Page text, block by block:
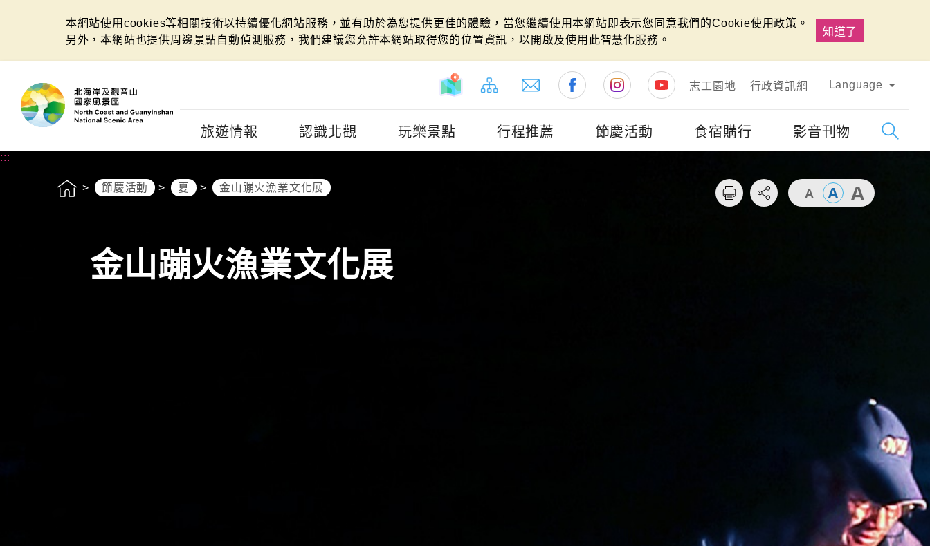
本網站使用cookies等相關技術以持續優化網站服務，並有助於為您提供更佳的體驗，當您繼續使用本網站即表示您同意我們的Cookie使用政策。
另外，本網站也提供周邊景點自動偵測服務，我們建議您允許本網站取得您的位置資訊，以開啟及使用此智慧化服務。
知道了
志工園地
行政資訊網 Language
旅遊情報 認識北觀 玩樂景點 行程推薦 節慶活動 食宿購行 影音刊物
:::
節慶活動 夏 金山蹦火漁業文化展
金山蹦火漁業文化展